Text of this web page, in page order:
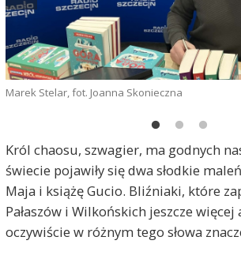
Marek Stelar, fot. Joanna Skonieczna
Król chaosu, szwagier, ma godnych
świecie pojawiły się dwa słodkie
Maja i książę Gucio. Bliźniaki, które
Pałaszów i Wilkońskich jeszcze więcej
oczywiście w różnym tego słowa